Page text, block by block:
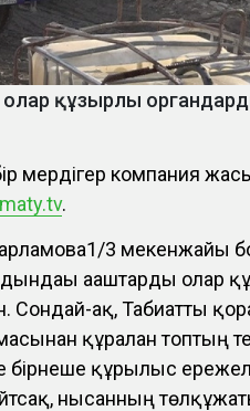
олар құзырлы
мердігер компания
.
3 мекенжайы
ағаштарды олар
Сондай-ақ, Табиғатты
құралған топтың
құрылыс
нысанның